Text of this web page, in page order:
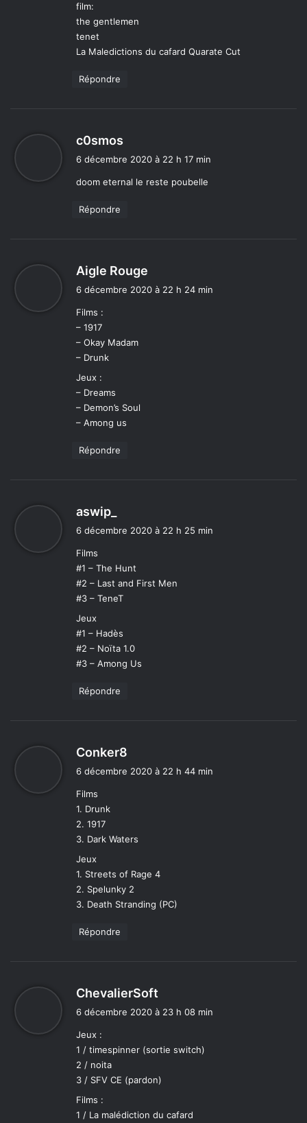
film:
the gentlemen
tenet
La Maledictions du cafard Quarate Cut
Répondre
c0smos
6 décembre 2020 à 22 h 17 min
doom eternal le reste poubelle
Répondre
Aigle Rouge
6 décembre 2020 à 22 h 24 min
Films :
– 1917
– Okay Madam
– Drunk
Jeux :
– Dreams
– Demon’s Soul
– Among us
Répondre
aswip_
:
6 décembre 2020 à 22 h 25 min
Films
#1 – The Hunt
#2 – Last and First Men
#3 – TeneT
Jeux
#1 – Hadès
#2 – Noïta 1.0
#3 – Among Us
Répondre
Conker8
6 décembre 2020 à 22 h 44 min
Films
1. Drunk
2. 1917
3. Dark Waters
Jeux
1. Streets of Rage 4
2. Spelunky 2
3. Death Stranding (PC)
Répondre
ChevalierSoft
:
6 décembre 2020 à 23 h 08 min
Jeux :
1 / timespinner (sortie switch)
2 / noita
3 / SFV CE (pardon)
Films :
1 / La malédiction du cafard